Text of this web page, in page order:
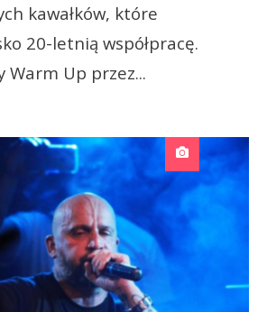
kawałków, które
20-letnią współpracę.
Warm Up przez...